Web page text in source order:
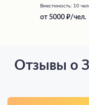
Вместимость: 10
от 5000 /чел.
Отзывы о